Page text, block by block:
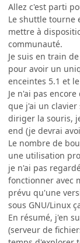
Allez c'est parti
Le shuttle tourne
mettre à
communauté.
Je suis en train
pour avoir un
enceintes 5.1 et
Je n'ai pas
que j'ai un
diriger la souris,
end (je devrai
Le nombre de
une utilisation
je n'ai pas
fonctionner avec
prévu qu'une
sous GNU/Linux
En résumé, j'en
(serveur de